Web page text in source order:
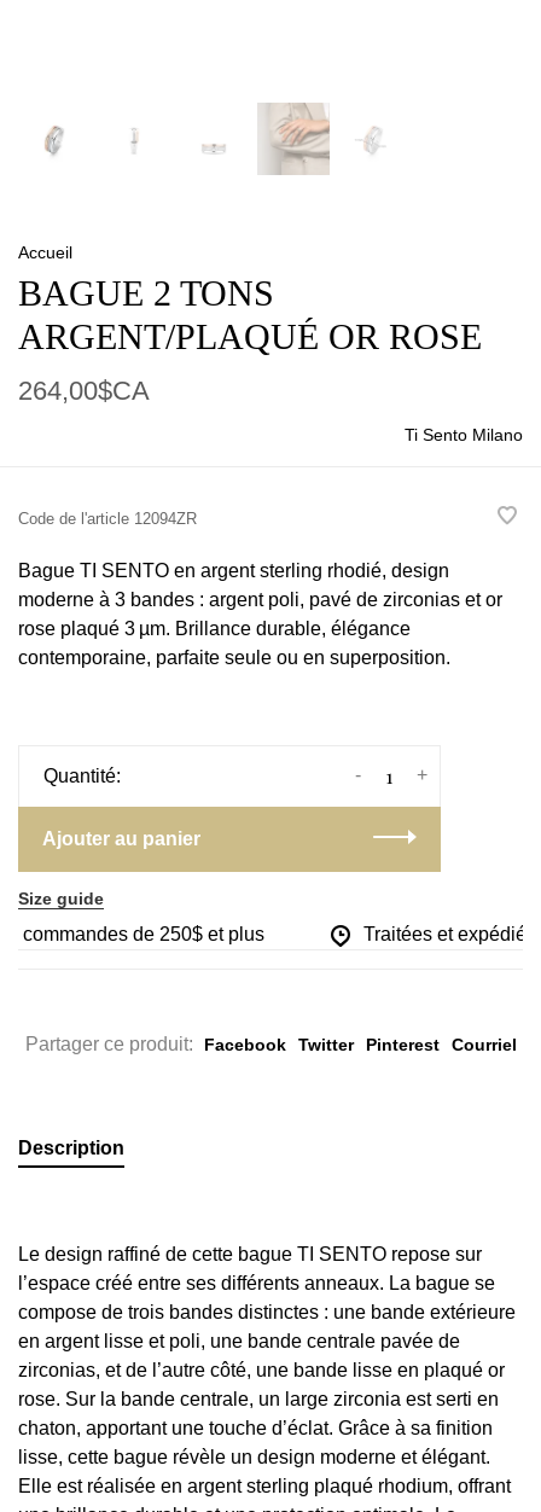
Accueil
BAGUE 2 TONS
ARGENT/PLAQUÉ OR ROSE
264,00$CA
Ti Sento Milano
Code de l'article 12094ZR
Bague TI SENTO en argent sterling rhodié, design
moderne à 3 bandes : argent poli, pavé de zirconias et or
rose plaqué 3 µm. Brillance durable, élégance
contemporaine, parfaite seule ou en superposition.
Quantité: +
-
Ajouter au panier
Size guide
commandes de 250$ et plus Traitées et expédiées
Partager ce produit: Facebook Twitter Pinterest Courriel
Description
Le design raffiné de cette bague TI SENTO repose sur
l’espace créé entre ses différents anneaux. La bague se
compose de trois bandes distinctes : une bande extérieure
en argent lisse et poli, une bande centrale pavée de
zirconias, et de l’autre côté, une bande lisse en plaqué or
rose. Sur la bande centrale, un large zirconia est serti en
chaton, apportant une touche d’éclat. Grâce à sa finition
lisse, cette bague révèle un design moderne et élégant.
Elle est réalisée en argent sterling plaqué rhodium, offrant